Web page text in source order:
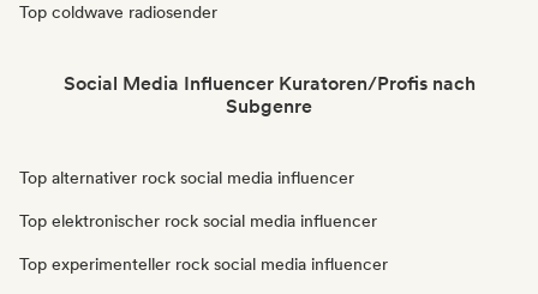
Top coldwave radiosender
Social Media Influencer Kuratoren/Profis nach
Subgenre
Top alternativer rock social media influencer
Top elektronischer rock social media influencer
Top experimenteller rock social media influencer